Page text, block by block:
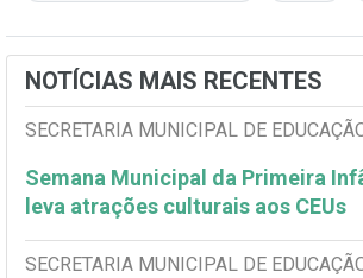
NOTÍCIAS MAIS RECENTES
SECRETARIA MUNICIPAL DE
Semana Municipal da Primeira
leva atrações culturais aos CEUs
SECRETARIA MUNICIPAL DE